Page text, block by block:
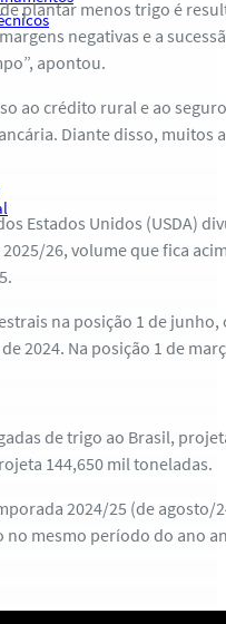
plantar menos trigo é
negativas e a
apontou.
ao crédito rural e ao
Diante disso,
Estados Unidos (USDA)
26, volume que fica
na posição 1 de
2024. Na posição 1 de
de trigo ao Brasil,
144,650 mil toneladas.
2024/25 (de
mesmo período do ano